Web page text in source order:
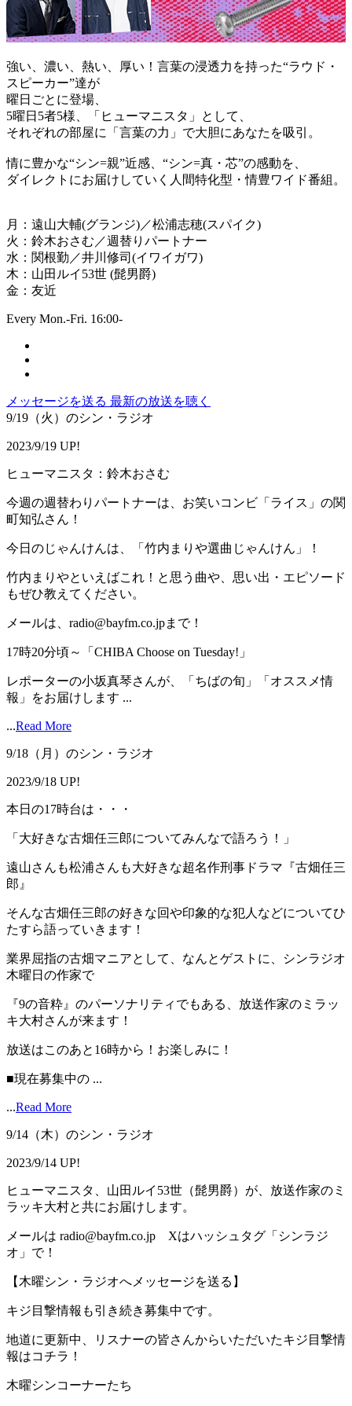
強い、濃い、熱い、厚い！言葉の浸透力を持った“ラウド・
スピーカー”達が
曜日ごとに登場、
5曜日5者5様、「ヒューマニスタ」として、
それぞれの部屋に「言葉の力」で大胆にあなたを吸引。
情に豊かな“シン=親”近感、“シン=真・芯”の感動を、
ダイレクトにお届けしていく人間特化型・情豊ワイド番組。
月：遠山大輔(グランジ)／松浦志穂(スパイク)
火：鈴木おさむ／週替りパートナー
水：関根勤／井川修司(イワイガワ)
木：山田ルイ53世 (髭男爵)
金：友近
Every Mon.-Fri. 16:00-
メッセージを送る 最新の放送を聴く
9/19（火）のシン・ラジオ
2023/9/19 UP!
ヒューマニスタ：鈴木おさむ
今週の週替わりパートナーは、お笑いコンビ「ライス」の関
町知弘さん！
今日のじゃんけんは、「竹内まりや選曲じゃんけん」！
竹内まりやといえばこれ！と思う曲や、思い出・エピソード
もぜひ教えてください。
メールは、radio@bayfm.co.jpまで！
17時20分頃～「CHIBA Choose on Tuesday!」
レポーターの小坂真琴さんが、「ちばの旬」「オススメ情
報」をお届けします ...
...Read More
9/18（月）のシン・ラジオ
2023/9/18 UP!
本日の17時台は・・・
「大好きな古畑任三郎についてみんなで語ろう！」
遠山さんも松浦さんも大好きな超名作刑事ドラマ『古畑任三
郎』
そんな古畑任三郎の好きな回や印象的な犯人などについてひ
たすら語っていきます！
業界屈指の古畑マニアとして、なんとゲストに、シンラジオ
木曜日の作家で
『9の音粋』のパーソナリティでもある、放送作家のミラッ
キ大村さんが来ます！
放送はこのあと16時から！お楽しみに！
■現在募集中の ...
...Read More
9/14（木）のシン・ラジオ
2023/9/14 UP!
ヒューマニスタ、山田ルイ53世（髭男爵）が、放送作家のミ
ラッキ大村と共にお届けします。
メールは radio@bayfm.co.jp Xはハッシュタグ「シンラジ
オ」で！
【木曜シン・ラジオへメッセージを送る】
キジ目撃情報も引き続き募集中です。
地道に更新中、リスナーの皆さんからいただいたキジ目撃情
報はコチラ！
木曜シンコーナーたち